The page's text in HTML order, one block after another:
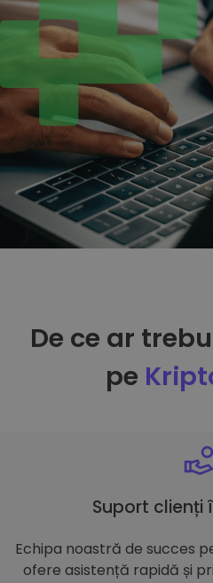
De ce ar
pe
Suport clienți
Echipa noastră de succes
ofere asistență rapidă și